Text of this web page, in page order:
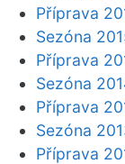
Příprava
Sezóna
Příprava
Sezóna
Příprava
Sezóna
Příprava